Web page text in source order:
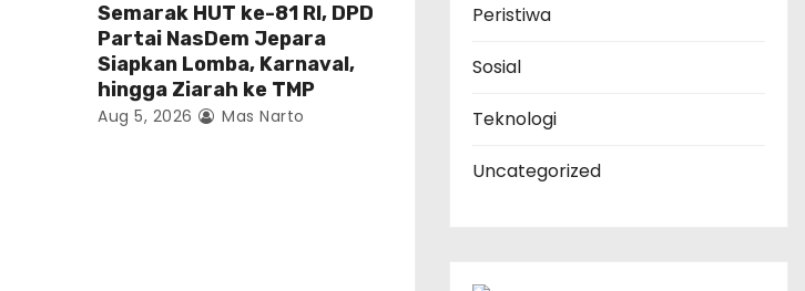
Semarak HUT ke-81 RI, DPD
Partai NasDem Jepara
Siapkan Lomba, Karnaval,
hingga Ziarah ke TMP
Aug 5, 2026 Mas Narto
Peristiwa
Sosial
Teknologi
Uncategorized